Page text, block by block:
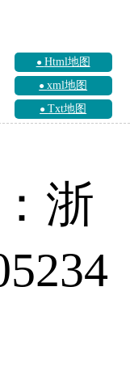
Html地图
xml地图
Txt地图
浙